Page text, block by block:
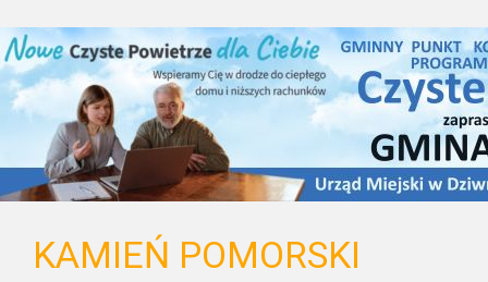
KAMIEŃ POMORSKI